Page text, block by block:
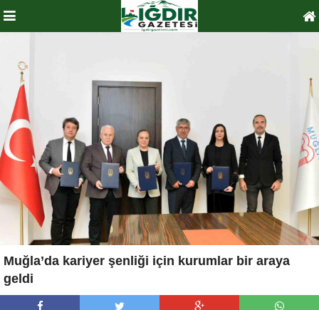
Muğla’da kariyer şenliği için kurumlar bir araya
geldi